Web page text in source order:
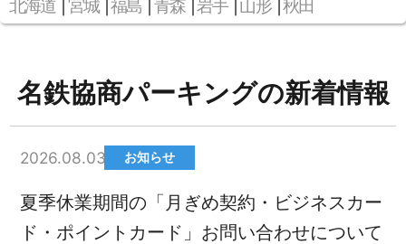
北海道 宮城 福島 青森 岩手 山形 秋田
名鉄協商パーキングの新着情報
2026.08.03 お知らせ
夏季休業期間の「月ぎめ契約・ビジネスカー
ド・ポイントカード」お問い合わせについて